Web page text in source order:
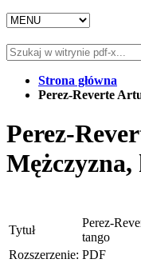
Strona główna
Perez-Reverte
Perez-
Tytuł
Perez-
tango
Rozszerzenie: PDF